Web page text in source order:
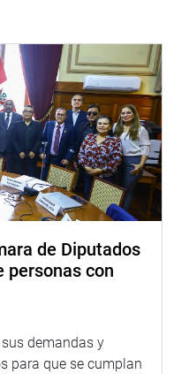
de Diputados
personas con
demandas y
para que se cumplan